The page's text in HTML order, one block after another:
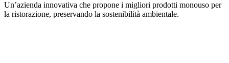
Un’azienda innovativa che propone i migliori prodotti monouso per
la ristorazione, preservando la sostenibilità ambientale.